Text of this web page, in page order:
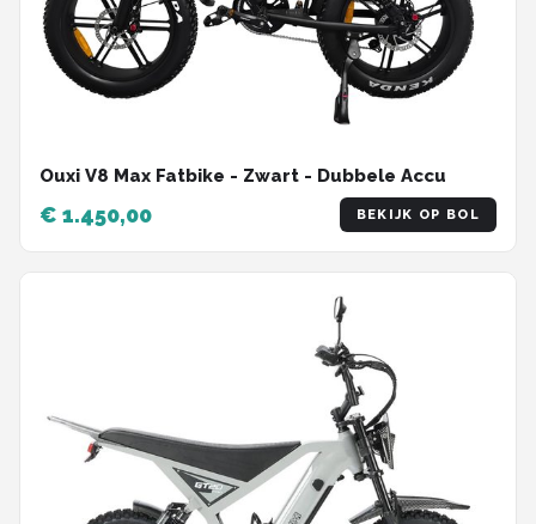
Ouxi V8 Max Fatbike - Zwart - Dubbele Accu
€ 1.450,00 BEKIJK OP BOL